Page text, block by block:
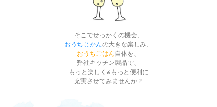
そこでせっかくの機会、
おうちじかんの大きな楽しみ、
おうちごはん自体を、
弊社キッチン製品で、
もっと楽しく&もっと便利に
充実させてみませんか？